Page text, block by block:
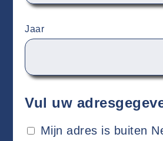
Jaar
Vul uw
Mijn adres is buiten